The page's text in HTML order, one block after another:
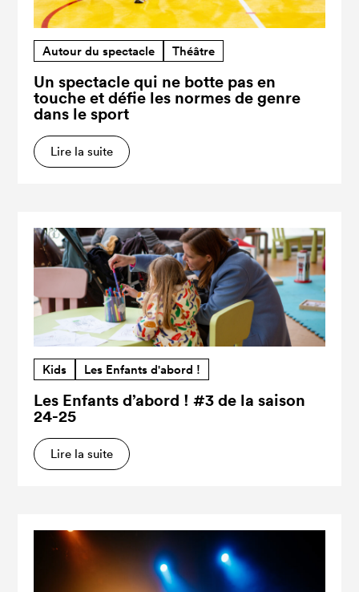
Autour du spectacle Théâtre
Un spectacle qui ne botte pas en
touche et défie les normes de genre
dans le sport
Lire la suite
Kids Les Enfants d'abord !
Les Enfants d’abord ! #3 de la saison
24-25
Lire la suite